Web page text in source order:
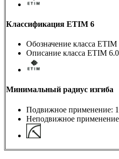
Классификация ETIM 6
Обозначение класса
Описание класса ETIM
Минимальный радиус изгиба
Подвижное применение:
Неподвижное